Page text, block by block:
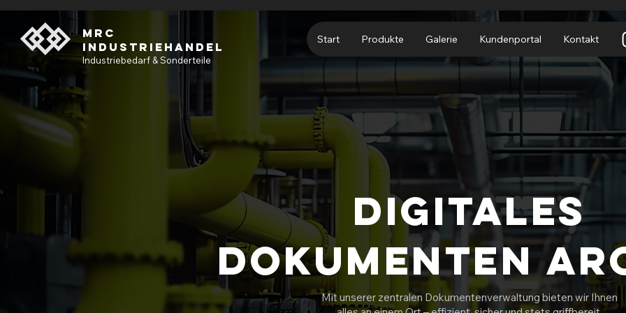
MRC
INDUSTRIEHANDEL
Industriebedarf & Sonderteile
Start Produkte Galerie Kundenportal Kontakt
Digitales
Dokumenten
Mit unserer zentralen Dokumentenverwaltung bieten wir Ihnen